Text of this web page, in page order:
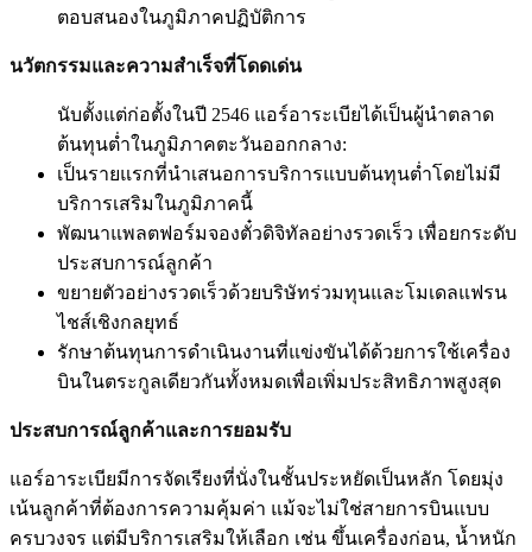
ตอบสนองในภูมิภาคปฏิบัติการ
นวัตกรรมและความสำเร็จที่โดดเด่น
นับตั้งแต่ก่อตั้งในปี 2546 แอร์อาระเบียได้เป็นผู้นำตลาด
ต้นทุนต่ำในภูมิภาคตะวันออกกลาง:
เป็นรายแรกที่นำเสนอการบริการแบบต้นทุนต่ำโดยไม่มี
บริการเสริมในภูมิภาคนี้
พัฒนาแพลตฟอร์มจองตั๋วดิจิทัลอย่างรวดเร็ว เพื่อยกระดับ
ประสบการณ์ลูกค้า
ขยายตัวอย่างรวดเร็วด้วยบริษัทร่วมทุนและโมเดลแฟรน
ไชส์เชิงกลยุทธ์
รักษาต้นทุนการดำเนินงานที่แข่งขันได้ด้วยการใช้เครื่อง
บินในตระกูลเดียวกันทั้งหมดเพื่อเพิ่มประสิทธิภาพสูงสุด
ประสบการณ์ลูกค้าและการยอมรับ
แอร์อาระเบียมีการจัดเรียงที่นั่งในชั้นประหยัดเป็นหลัก โดยมุ่ง
เน้นลูกค้าที่ต้องการความคุ้มค่า แม้จะไม่ใช่สายการบินแบบ
ครบวงจร แต่มีบริการเสริมให้เลือก เช่น ขึ้นเครื่องก่อน, น้ำหนัก